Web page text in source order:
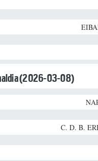
(2026-03-08)
C. D. B.